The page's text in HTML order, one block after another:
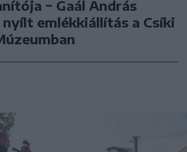
− Gaál András
emlékkiállítás a Csíki